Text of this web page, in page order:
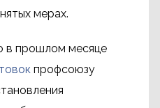
мерах.
в прошлом месяце
профсоюзу